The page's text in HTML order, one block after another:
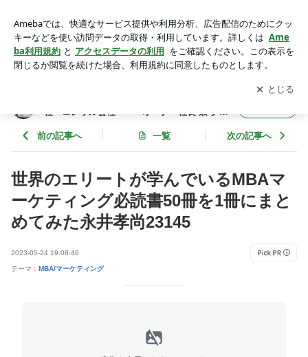
を1冊にまとめてみた永井孝尚23145 | 年間365冊×今年22年
目 武道場主 兼 投資会社・コンサル会社 オーナー社長
兼 グロービス経営大学院准教授による読書日記
アプリをダウンロードして ブログの更新通知
を受け取りまし
ょう。
開く
社・コンサル会社 オーナー社長 兼 グロ
前の記事へ 一覧 次の記事へ
世界のエリートが学んでいるMBAマ
ーケティング必読書50冊を1冊にまと
めてみた永井孝尚23145
2023-05-24 19:08:46
テーマ： MBA/マーケティング